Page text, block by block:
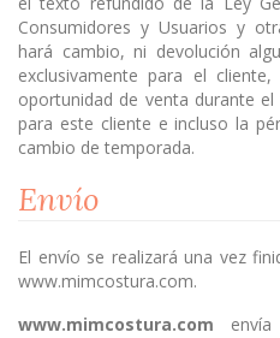
Consumidores y Usuarios y
hará cambio, ni devolución
exclusivamente para el
oportunidad de venta durante
para este cliente e incluso la
cambio de temporada.
Envío
El envío se realizará una vez
www.mimcostura.com.
www.mimcostura.com